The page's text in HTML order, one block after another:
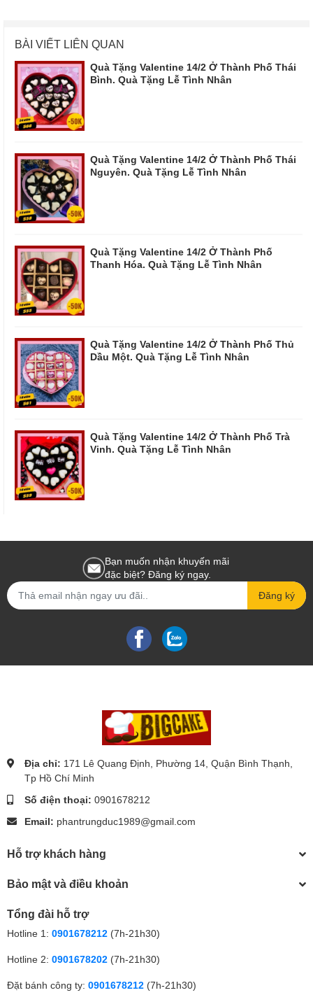
BÀI VIẾT LIÊN QUAN
Quà Tặng Valentine 14/2 Ở Thành Phố Thái
Bình. Quà Tặng Lễ Tình Nhân
Quà Tặng Valentine 14/2 Ở Thành Phố Thái
Nguyên. Quà Tặng Lễ Tình Nhân
Quà Tặng Valentine 14/2 Ở Thành Phố
Thanh Hóa. Quà Tặng Lễ Tình Nhân
Quà Tặng Valentine 14/2 Ở Thành Phố Thủ
Dầu Một. Quà Tặng Lễ Tình Nhân
Quà Tặng Valentine 14/2 Ở Thành Phố Trà
Vinh. Quà Tặng Lễ Tình Nhân
Bạn muốn nhận khuyến mãi
đặc biệt? Đăng ký ngay.
Đăng ký
Địa chỉ: 171 Lê Quang Định, Phường 14, Quận Bình Thạnh,
Tp Hồ Chí Minh
Số điện thoại: 0901678212
Email: phantrungduc1989@gmail.com
Hỗ trợ khách hàng
Bảo mật và điều khoản
Tổng đài hỗ trợ
Hotline 1: 0901678212 (7h-21h30)
Hotline 2: 0901678202 (7h-21h30)
Đặt bánh công ty: 0901678212 (7h-21h30)